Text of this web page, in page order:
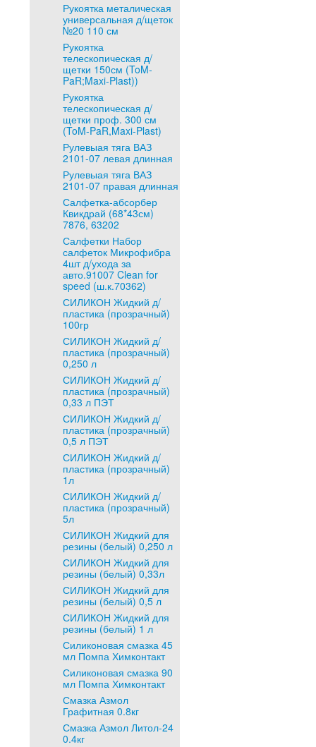
Рукоятка металическая
универсальная д/щеток
№20 110 см
Рукоятка
телескопическая д/
щетки 150см (ToM-
PaR;Maxi-Plast))
Рукоятка
телескопическая д/
щетки проф. 300 см
(ToM-PaR,Maxi-Plast)
Рулевыая тяга ВАЗ
2101-07 левая длинная
Рулевыая тяга ВАЗ
2101-07 правая длинная
Салфетка-абсорбер
Квикдрай (68*43см)
7876, 63202
Салфетки Набор
салфеток Микрофибра
4шт д/ухода за
авто.91007 Clean for
speed (ш.к.70362)
СИЛИКОН Жидкий д/
пластика (прозрачный)
100гр
СИЛИКОН Жидкий д/
пластика (прозрачный)
0,250 л
СИЛИКОН Жидкий д/
пластика (прозрачный)
0,33 л ПЭТ
СИЛИКОН Жидкий д/
пластика (прозрачный)
0,5 л ПЭТ
СИЛИКОН Жидкий д/
пластика (прозрачный)
1л
СИЛИКОН Жидкий д/
пластика (прозрачный)
5л
СИЛИКОН Жидкий для
резины (белый) 0,250 л
СИЛИКОН Жидкий для
резины (белый) 0,33л
СИЛИКОН Жидкий для
резины (белый) 0,5 л
СИЛИКОН Жидкий для
резины (белый) 1 л
Силиконовая смазка 45
мл Помпа Химконтакт
Силиконовая смазка 90
мл Помпа Химконтакт
Смазка Азмол
Графитная 0.8кг
Смазка Азмол Литол-24
0.4кг